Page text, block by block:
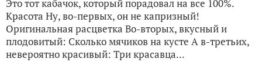
Это тот кабачок, который порадовал на все 100%.
Красота Ну, во-первых, он не капризный!
Оригинальная расцветка Во-вторых, вкусный и
плодовитый: Сколько мячиков на кусте А в-третьих,
невероятно красивый: Три красавца...